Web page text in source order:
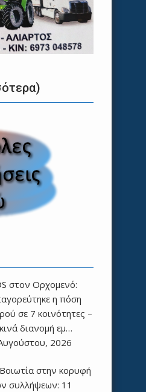
στον Ορχομενό:
η πόση
σε 7 κοινότητες –
διανομή εμ…
2026
στην κορυφή
συλλήψεων: 11